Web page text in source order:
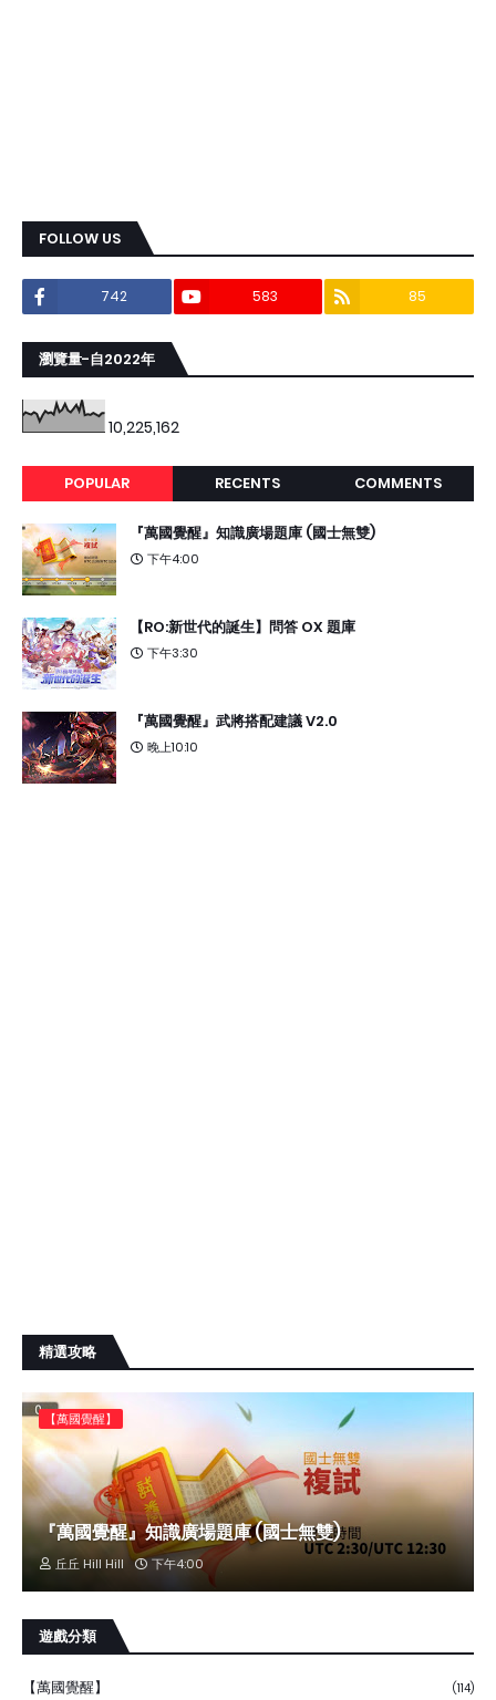
FOLLOW US
742 583 85
瀏覽量-自2022年
10,225,162
POPULAR RECENTS COMMENTS
『萬國覺醒』知識廣場題庫 (國士無雙)
下午4:00
【RO:新世代的誕生】問答 OX 題庫
下午3:30
『萬國覺醒』武將搭配建議 V2.0
晚上10:10
精選攻略
【萬國覺醒】
『萬國覺醒』知識廣場題庫 (國士無雙)
丘丘 Hill Hill 下午4:00
遊戲分類
【萬國覺醒】 (114)